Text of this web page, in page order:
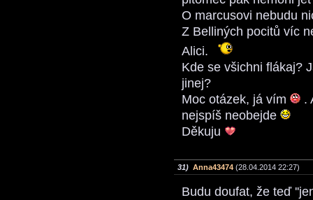
O marcusovi nebudu
Z Belliných pocitů víc
Alici.
Kde se všichni flákaj?
jinej?
Moc otázek, já vím
.
nejspíš neobejde
Děkuju
31) Anna43474 (28.04.2014 22:27)
Budu doufat, že teď